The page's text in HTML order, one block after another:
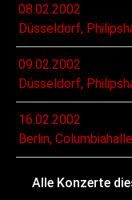
08.02.2002
Düsseldorf,
09.02.2002
Düsseldorf,
16.02.2002
Berlin, Columbiahalle
Alle Konzerte